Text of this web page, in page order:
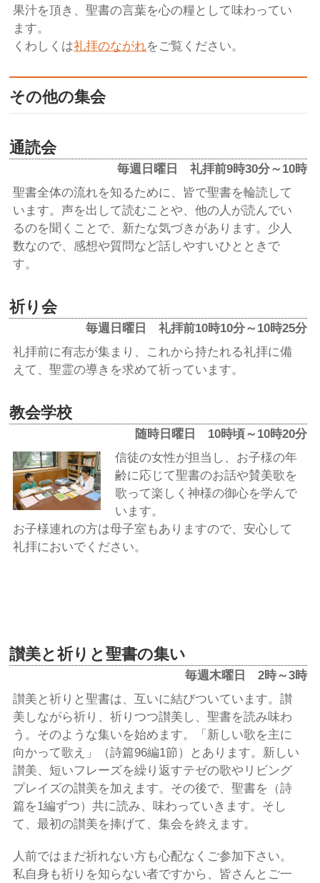
果汁を頂き、聖書の言葉を心の糧として味わってい
ます。
くわしくは礼拝のながれをご覧ください。
その他の集会
通読会
毎週日曜日 礼拝前9時30分～10時
聖書全体の流れを知るために、皆で聖書を輪読して
います。声を出して読むことや、他の人が読んでい
るのを聞くことで、新たな気づきがあります。少人
数なので、感想や質問など話しやすいひとときで
す。
祈り会
毎週日曜日 礼拝前10時10分～10時25分
礼拝前に有志が集まり、これから持たれる礼拝に備
えて、聖霊の導きを求めて祈っています。
教会学校
随時日曜日 10時頃～10時20分
信徒の女性が担当し、お子様の年
齢に応じて聖書のお話や賛美歌を
歌って楽しく神様の御心を学んで
います。
お子様連れの方は母子室もありますので、安心して
礼拝においでください。
讃美と祈りと聖書の集い
毎週木曜日 2時～3時
讃美と祈りと聖書は、互いに結びついています。讃
美しながら祈り、祈りつつ讃美し、聖書を読み味わ
う。そのような集いを始めます。「新しい歌を主に
向かって歌え」（詩篇96編1節）とあります。新しい
讃美、短いフレーズを繰り返すテゼの歌やリビング
プレイズの讃美を加えます。その後で、聖書を（詩
篇を1編ずつ）共に読み、味わっていきます。そし
て、最初の讃美を捧げて、集会を終えます。
人前ではまだ祈れない方も心配なくご参加下さい。
私自身も祈りを知らない者ですから、皆さんとご一